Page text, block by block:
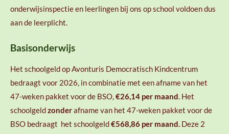
onderwijsinspectie en leerlingen bij ons op school voldoen dus
aan de leerplicht.
Basisonderwijs
Het schoolgeld op Avonturis Democratisch Kindcentrum
bedraagt voor 2026, in combinatie met een afname van het
47-weken pakket voor de BSO, €26,14 per maand . Het
schoolgeldzonderafname van het 47-weken pakket voor de
BSO bedraagt het schoolgeld€568,86 per maand. Deze 2